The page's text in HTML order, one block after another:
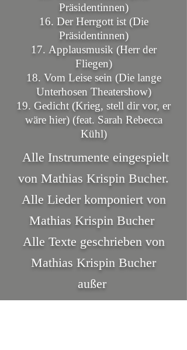
Präsidentinnen)
16. Der Herrgott ist (Die
Präsidentinnen)
17. Applausmusik (Herr der
Fliegen)
18. Vom Leise sein (Die lange
Unterhosen Theatershow)
19. Gedicht (Krieg, stell dir vor, er
wäre hier) (feat. Sarah Rebecca
Kühl)
Alle Instrumente eingespielt
von Mathias Krispin Bucher.
Alle Lieder komponiert von
Mathias Krispin Bucher
Alle Texte geschrieben von
Mathias Krispin Bucher
außer
"Pöbelmän" (Hartmut El